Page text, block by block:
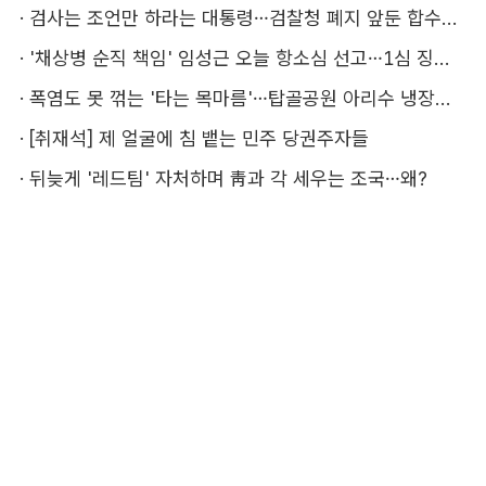
·
검사는 조언만 하라는 대통령…검찰청 폐지 앞둔 합수본 '딜레마'
·
'채상병 순직 책임' 임성근 오늘 항소심 선고…1심 징역 3년
·
폭염도 못 꺾는 '타는 목마름'…탑골공원 아리수 냉장고 가보니
· [취재석] 제 얼굴에 침 뱉는 민주 당권주자들
· 뒤늦게 '레드팀' 자처하며 靑과 각 세우는 조국…왜?